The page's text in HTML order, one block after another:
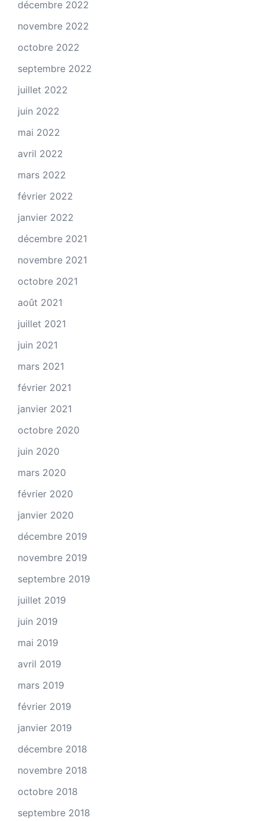
décembre 2022
novembre 2022
octobre 2022
septembre 2022
juillet 2022
juin 2022
mai 2022
avril 2022
mars 2022
février 2022
janvier 2022
décembre 2021
novembre 2021
octobre 2021
août 2021
juillet 2021
juin 2021
mars 2021
février 2021
janvier 2021
octobre 2020
juin 2020
mars 2020
février 2020
janvier 2020
décembre 2019
novembre 2019
septembre 2019
juillet 2019
juin 2019
mai 2019
avril 2019
mars 2019
février 2019
janvier 2019
décembre 2018
novembre 2018
octobre 2018
septembre 2018